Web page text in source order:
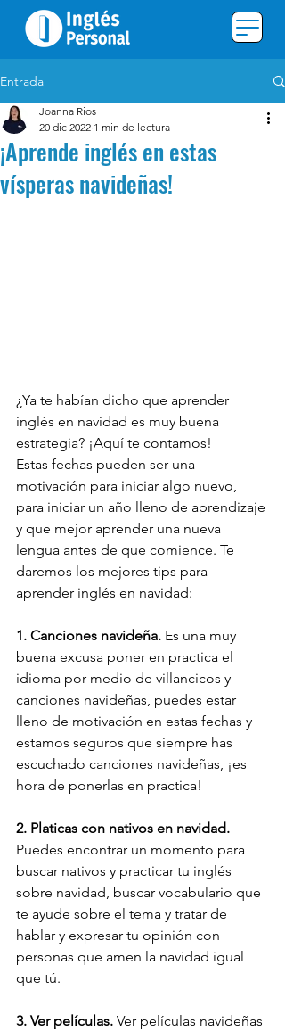
Entrada
¡Aprende inglés en estas
vísperas navideñas!
Joanna Rios
20 dic 2022 1 min de lectura
¿Ya te habían dicho que aprender
inglés en navidad es muy buena
estrategia? ¡Aquí te contamos!
Estas fechas pueden ser una
motivación para iniciar algo nuevo,
para iniciar un año lleno de aprendizaje
y que mejor aprender una nueva
lengua antes de que comience. Te
daremos los mejores tips para
aprender inglés en navidad:
1. Canciones navideña. Es una muy
buena excusa poner en practica el
idioma por medio de villancicos y
canciones navideñas, puedes estar
lleno de motivación en estas fechas y
estamos seguros que siempre has
escuchado canciones navideñas, ¡es
hora de ponerlas en practica!
2. Platicas con nativos en navidad.
Puedes encontrar un momento para
buscar nativos y practicar tu inglés
sobre navidad, buscar vocabulario que
te ayude sobre el tema y tratar de
hablar y expresar tu opinión con
personas que amen la navidad igual
que tú.
3. Ver películas. Ver películas navideñas